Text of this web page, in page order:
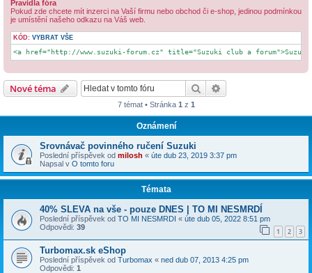
Pravidla fóra
Pokud zde chcete mít inzerci na Vaší firmu nebo obchod či e-shop, jedinou podmínkou
je umístění našeho odkazu na Váš web.
KÓD: VYBRAT VŠE
<a href="http://www.suzuki-forum.cz" title="Suzuki club a forum">Suzuki
Nové téma Hledat
7 témat • Stránka 1 z 1
Oznámení
Srovnávač povinného ručení Suzuki
Poslední příspěvek od milosh « úte dub 23, 2019 3:37 pm
Napsal v O tomto foru
Témata
40% SLEVA na vše - pouze DNES | TO MI NESMRDÍ
Poslední příspěvek od TO MI NESMRDI « úte dub 05, 2022 8:51 pm
Odpovědi: 39 1 2 3
Turbomax.sk eShop
Poslední příspěvek od Turbomax « ned dub 07, 2013 4:25 pm
Odpovědi: 1